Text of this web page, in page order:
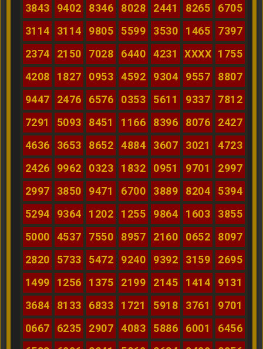
3843 9402 8346 8028 2441 8265
6705
3114
3114 9805 5599 3530 1465
7397
2374
2150 7028 6440 4231 XXXX 1755
4208
1827 0953 4592 9304 9557
8807
9447
2476 6576 0353 5611 9337
7812
7291
5093 8451 1166 8396 8076
2427
4636
3653 8652 4884 3607 3021
4723
2426
9962 0323 1832 0951 9701
2997
2997
3850 9471 6700 3889 8204
5394
5294
9364 1202 1255 9864 1603
3855
5000
4537 7550 8957 2160 0652
8097
2820
5733 5472 9240 9392 3159
2695
1499
1256 1375 2199 2145 1414
9131
3684
8133 6833 1721 5918 3761
9701
0667
6235 2907 4083 5886 6001
6456